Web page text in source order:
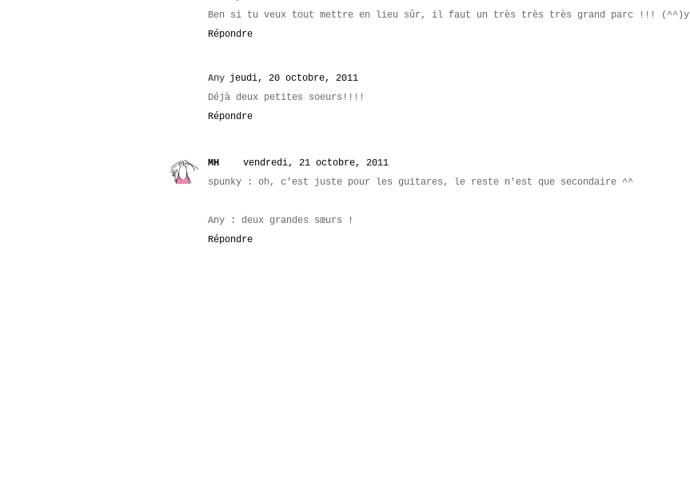
Ben si tu veux tout mettre en lieu sûr, il faut un très très très grand parc !!! (^^)y
Répondre
Any jeudi, 20 octobre, 2011
Déjà deux petites soeurs!!!!
Répondre
MH
vendredi, 21 octobre, 2011
spunky : oh, c'est juste pour les guitares, le reste n'est que secondaire ^^
Any : deux grandes sœurs !
Répondre